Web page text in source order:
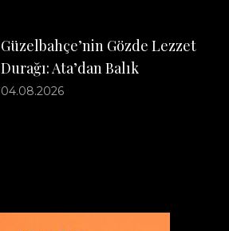
Güzelbahçe’nin Gözde Lezzet
Durağı: Ata’dan Balık
04.08.2026